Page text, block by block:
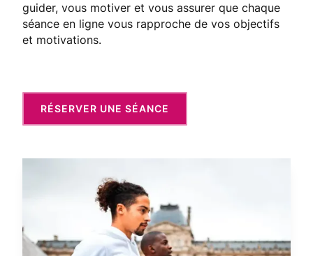
guider, vous motiver et vous assurer que chaque
séance en ligne vous rapproche de vos objectifs
et motivations.
RÉSERVER UNE SÉANCE